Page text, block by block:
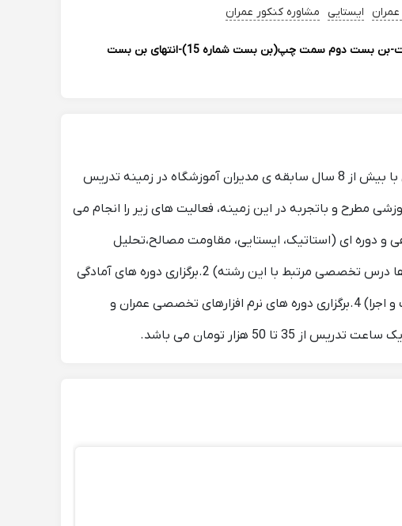
عمران ایستایی مشاوره کنکور عمران
اصفهان-خیابان چهار باغ خواجو-ابتدای خیابان عافیت-بن بست دوم سمت چپ(بن بست شماره 15)-انتهای بن بست
{آموزشگاه کلید عمران تنها آموزشگاه تخصصی عمران در اصفهان} این آموزشگاه به صورت تخصصی در زمینه عمران با بیش از 8 سال سابقه ی مدیران آموزشگاه در زمینه تدریس
مطرح و باتجربه در این زمینه، فعالیت های زیر را انجام می
دوره ای (استاتیک، ایستایی، مقاومت مصالح،تحلیل
سازه،سیالات،هیدرولیک،خاک و پی، فولاد و بتن، بارگذاری،دینامیک سازه،الاستیسیته، پلاستیسیته، اجزا محدود و ده ها درس تخصصی مرتبط با این رشته) 2.برگزاری دوره های آمادگی
کنکور کارشناسی ارشد عمران توسط اساتید مطرح 3.برگزاری دوره های آمادگی آزمون نظام مهندسی(محاسبات، نظارت و اجرا) 4.برگزاری دوره های نرم افزارهای تخصصی عمران و